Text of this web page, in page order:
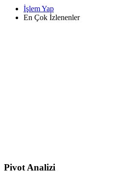
İşlem Yap
En Çok İzlenenler
Pivot Analizi